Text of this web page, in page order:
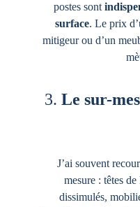
postes sont
surface. Le prix
mitigeur ou d’un
3. Le sur-
J’ai souvent
mesure : têtes
dissimulés,